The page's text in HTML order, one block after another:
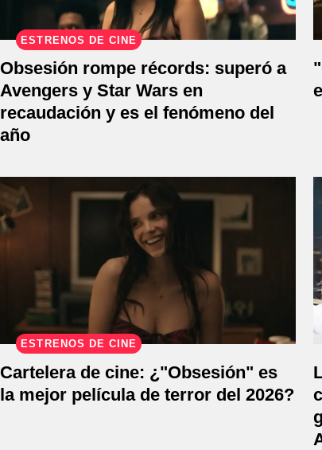
ESTRENOS DE CINE
Obsesión rompe récords: superó a
Avengers y Star Wars en
recaudación y es el fenómeno del
año
ESTRENOS DE CINE
Cartelera de cine: ¿"Obsesión" es
la mejor película de terror del 2026?